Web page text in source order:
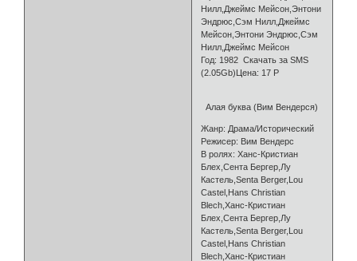
Нилл,Джеймс Мейсон,Энтони
Эндрюс,Сэм Нилл,Джеймс
Мейсон,Энтони Эндрюс,Сэм
Нилл,Джеймс Мейсон
Год: 1982 Скачать за SMS
(2.05Gb)Цена: 17 Р
Алая буква (Вим Вендерся)
Жанр: Драма/Исторический
Режисер: Вим Вендерс
В ролях: Ханс-Кристиан
Блех,Сента Бергер,Лу
Кастель,Senta Berger,Lou
Castel,Hans Christian
Blech,Ханс-Кристиан
Блех,Сента Бергер,Лу
Кастель,Senta Berger,Lou
Castel,Hans Christian
Blech,Ханс-Кристиан